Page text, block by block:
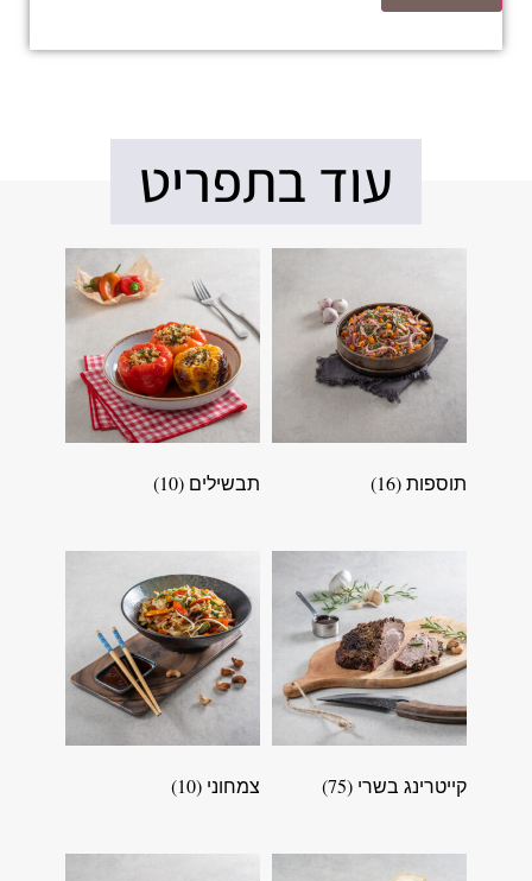
עוד בתפריט
תוספות(16) תבשילים (10)
קייטרינג בשרי (75) צמחוני (10)